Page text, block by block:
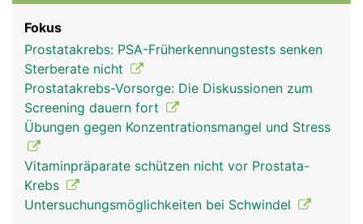
Rubriken
verbunden sind. Die Endglieder der Finger tragen
die Fingernägel. Die Bewegung der Finger erfolgt
über Sehen und Bänder der Hand- und
Unterarmmuskeln. Nur der Daumen hat einen
eigenen Muskel, den Daumenballen, der ihm einen
grösseren Bewegungsumfang verleiht. Die
Hauptfunktionen der Finger sind Greifen, Tasten
und Fühlen.
Fokus
Prostatakrebs: PSA-Früherkennungstests senken
Sterberate nicht
Prostatakrebs-Vorsorge: Die Diskussionen zum
Screening dauern fort
Übungen gegen Konzentrationsmangel und Stress
Vitaminpräparate schützen nicht vor Prostata-
Krebs
Untersuchungsmöglichkeiten bei Schwindel